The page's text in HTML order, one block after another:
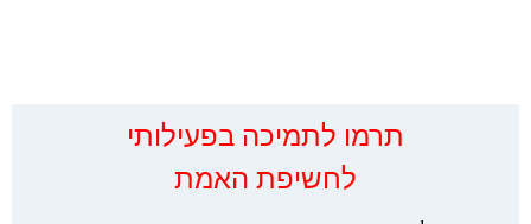
‏תרמו לתמיכה בפעילותי
לחשיפת האמת